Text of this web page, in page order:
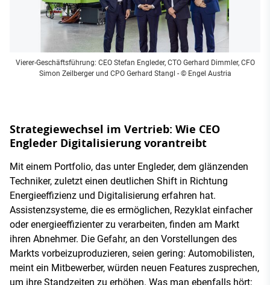
Vierer-Geschäftsführung: CEO Stefan Engleder, CTO Gerhard Dimmler, CFO
Simon Zeilberger und CPO Gerhard Stangl - © Engel Austria
Strategiewechsel im Vertrieb: Wie CEO
Engleder Digitalisierung vorantreibt
Mit einem Portfolio, das unter Engleder, dem glänzenden
Techniker, zuletzt einen deutlichen Shift in Richtung
Energieeffizienz und Digitalisierung erfahren hat.
Assistenzsysteme, die es ermöglichen, Rezyklat einfacher
oder energieeffizienter zu verarbeiten, finden am Markt
ihren Abnehmer. Die Gefahr, an den Vorstellungen des
Markts vorbeizuproduzieren, seien gering: Automobilisten,
meint ein Mitbewerber, würden neuen Features zusprechen,
um ihre Standzeiten zu erhöhen. Was man ebenfalls hört: